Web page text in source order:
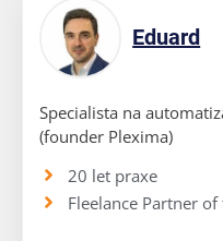
Eduard
Specialista na
(founder Plexima)
20 let praxe
Fleelance Partner of